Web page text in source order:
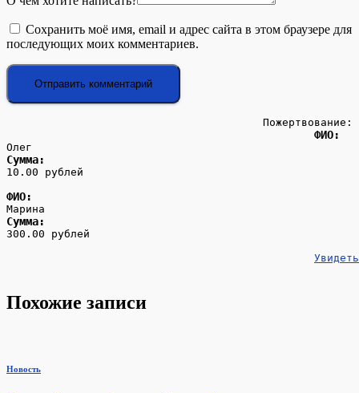
Сохранить моё имя, email и адрес сайта в этом браузере для
последующих моих комментариев.
Пожертвование:
ФИО:
Олег
Сумма:
10.00 рублей
ФИО:
Марина
Сумма:
300.00 рублей
Похожие записи
Новость